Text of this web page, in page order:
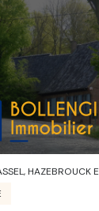
HAZEBROUCK